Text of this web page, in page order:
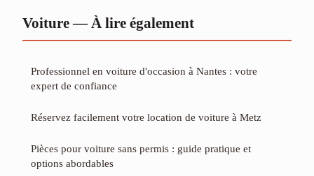
Voiture — À lire également
Professionnel en voiture d'occasion à Nantes : votre
expert de confiance
Réservez facilement votre location de voiture à Metz
Pièces pour voiture sans permis : guide pratique et
options abordables